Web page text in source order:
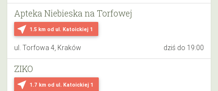
near_me 1.5 km od ul. Katoickiej 1
Apteka Niebieska na Torfowej
ul. Torfowa 4, Kraków dziś do 19:00
near_me 1.7 km od ul. Katoickiej 1
ZIKO